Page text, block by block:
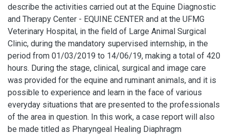
describe the activities carried out at the Equine Diagnostic
and Therapy Center - EQUINE CENTER and at the UFMG
Veterinary Hospital, in the field of Large Animal Surgical
Clinic, during the mandatory supervised internship, in the
period from 01/03/2019 to 14/06/19, making a total of 420
hours. During the stage, clinical, surgical and image care
was provided for the equine and ruminant animals, and it is
possible to experience and learn in the face of various
everyday situations that are presented to the professionals
of the area in question. In this work, a case report will also
be made titled as Pharyngeal Healing Diaphragm